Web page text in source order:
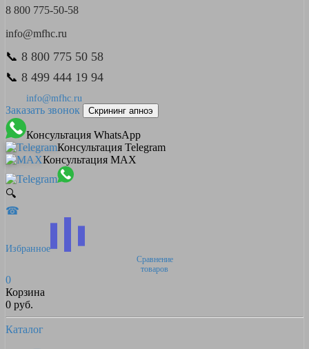
8 800 775-50-58
info@mfhc.ru
📞 8 800 775 50 58
📞 8 499 444 19 94
info@mfhc.ru
Заказать звонок Скрининг апноэ
Консультация WhatsApp
Консультация Telegram
Консультация MAX
🔍
☎
Избранное
Сравнение
товаров
0
Корзина
0 руб.
Каталог